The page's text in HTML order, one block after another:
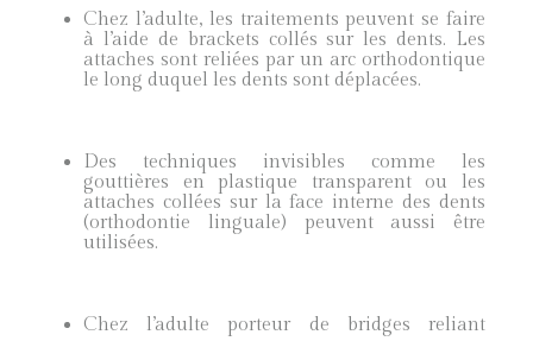
Chez l’adulte, les traitements peuvent se faire
à l’aide de brackets collés sur les dents. Les
attaches sont reliées par un arc orthodontique
le long duquel les dents sont déplacées.
Des techniques invisibles comme les
gouttières en plastique transparent ou les
attaches collées sur la face interne des dents
(orthodontie linguale) peuvent aussi être
utilisées.
Chez l’adulte porteur de bridges reliant